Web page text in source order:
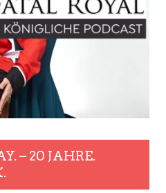
– 20 JAHRE.